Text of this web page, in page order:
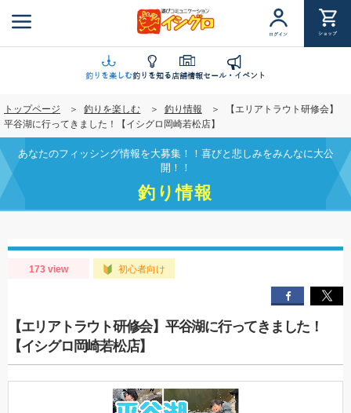
ン
ツ
移
動
ログイン ショップ
釣りを楽しむ釣りを知る店舗情報セール・イベント
トップページ 釣りを楽しむ 釣り情報
【エリアトラウト研修会】
平谷湖に行ってきました！【イシグロ岡崎若松店】
あなたのフィッシング情報を大募集！！喜びと悲しみをみんなに大公
開！！
釣り情報
173 view 初心者向け
【エリアトラウト研修会】平谷湖に行ってきました！
【イシグロ岡崎若松店】